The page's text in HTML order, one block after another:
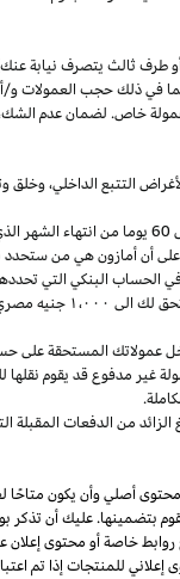
طرف ثالث يتصرف نيابة
في ذلك حجب العمولات
خاص. لضمان عدم
التتبع الداخلي،وخلق
سنقوم بدفع دخل العمولة المعتاد ودخل
أن أمازون هي من ستحدد
الحساب البنكي التي
لك الى ١٬٠٠٠ جنيه
عمولاتك المستحقة على
غير مدفوع قد يقوم نقلها
من الدفعات المقبلة
أصلي وأن يكون
بتضمينها. عليك أن
خاصة أو محتوى
للمنتجات إذا تم